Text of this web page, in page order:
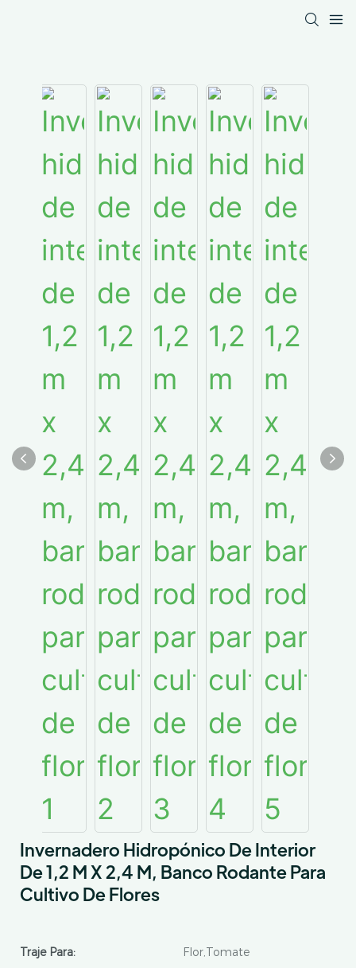
Invernadero Hidropónico De Interior
De 1,2 M X 2,4 M, Banco Rodante Para
Cultivo De Flores
Traje Para:
Flor,Tomate